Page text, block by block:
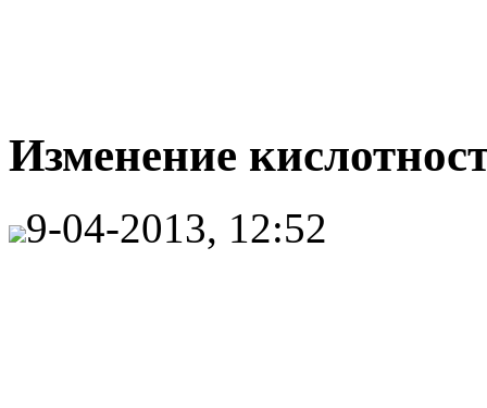
Изменение
9-04-2013, 12:52